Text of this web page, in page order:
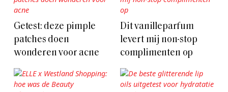
Getest: deze pimple
patches doen
wonderen voor acne
Dit vanilleparfum
levert mij non-stop
complimenten op